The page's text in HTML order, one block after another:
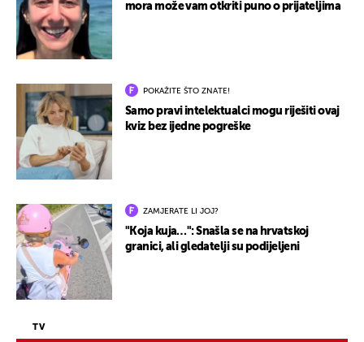
mora može vam otkriti puno o prijateljima
POKAŽITE ŠTO ZNATE!
Samo pravi intelektualci mogu riješiti ovaj
kviz bez ijedne pogreške
ZAMJERATE LI JOJ?
"Koja kuja…": Snašla se na hrvatskoj
granici, ali gledatelji su podijeljeni
TV